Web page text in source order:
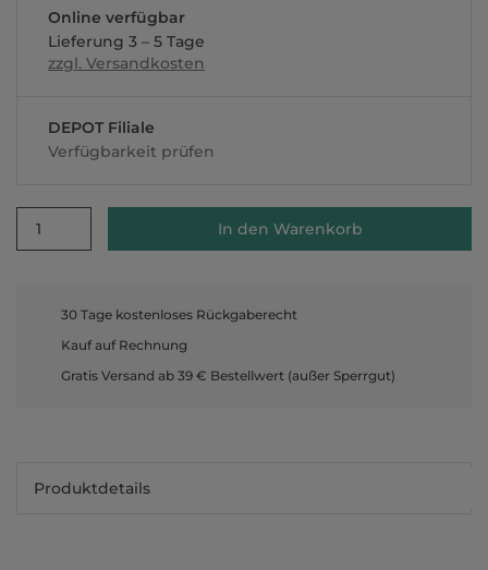
Online verfügbar
Lieferung 3 – 5 Tage
zzgl. Versandkosten
DEPOT Filiale
Verfügbarkeit prüfen
1 In den Warenkorb
30 Tage kostenloses Rückgaberecht
Kauf auf Rechnung
Gratis Versand ab 39 € Bestellwert (außer Sperrgut)
Produktdetails